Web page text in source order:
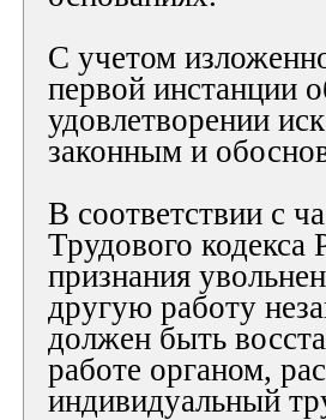
С учетом
первой инстанции
удовлетворении
законным и
В соответствии с
Трудового кодекса
признания
другую работу
должен быть
работе органом,
индивидуальный